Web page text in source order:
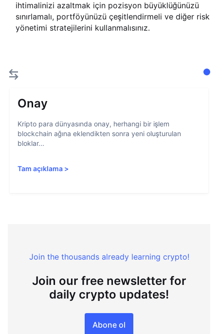
ihtimalinizi azaltmak için pozisyon büyüklüğünüzü
sınırlamalı, portföyünüzü çeşitlendirmeli ve diğer risk
yönetimi stratejilerini kullanmalısınız.
Onay
Kripto para dünyasında onay, herhangi bir işlem
blockchain ağına eklendikten sonra yeni oluşturulan
bloklar...
Tam açıklama >
Join the thousands already learning crypto!
Join our free newsletter for
daily crypto updates!
Abone ol